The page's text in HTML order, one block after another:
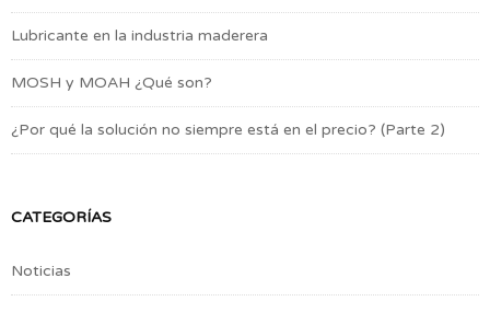
Lubricante en la industria maderera
MOSH y MOAH ¿Qué son?
¿Por qué la solución no siempre está en el precio? (Parte 2)
CATEGORÍAS
Noticias